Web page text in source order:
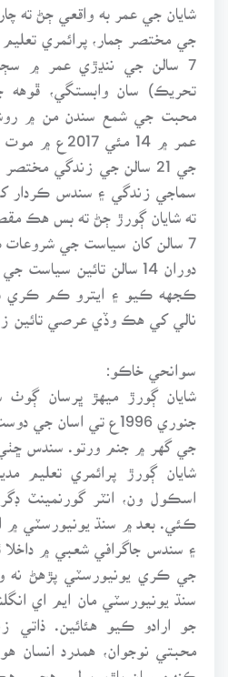
جي مختصر ڄمار، پرائمري تعليم
7 سالن جي ننڍڙي عمر ۾
عمر ۾ 14 مئي
جي 21 سالن جي زندگي
سماجي زندگي ۽ سندس ڪردار
ته شايان ڳورڙ ڄڻ ته بس هڪ
7 سالن کان سياست جي شروعات
دوران 14 سالن تائين
ڪجهه ڪيو ۽ ايترو ڪم ڪري
نالي کي هڪ وڏي عرصي تائين
سوانحي خاڪو:
شايان ڳورڙ ميهڙ ڀرسان
جنوري 1996ع تي اسان
جي گهر ۾ جنم ورتو. سندس ڇٺيءَ
شايان ڳورڙ پرائمري تعليم
اسڪول ون، انٽر گورنمينٽ
ڪئي. بعد ۾ سنڌ يونيورسٽي ۾
۽ سندس جاگرافي شعبي ۾
جي ڪري يونيورسٽي پڙهڻ نه
سنڌ يونيورسٽي مان ايم اي
جو ارادو ڪيو هئائين. ذاتي
محبتي نوجوان، همدرد انسان
ڪنهن سان ٻاڙو ٻوليو هجي.